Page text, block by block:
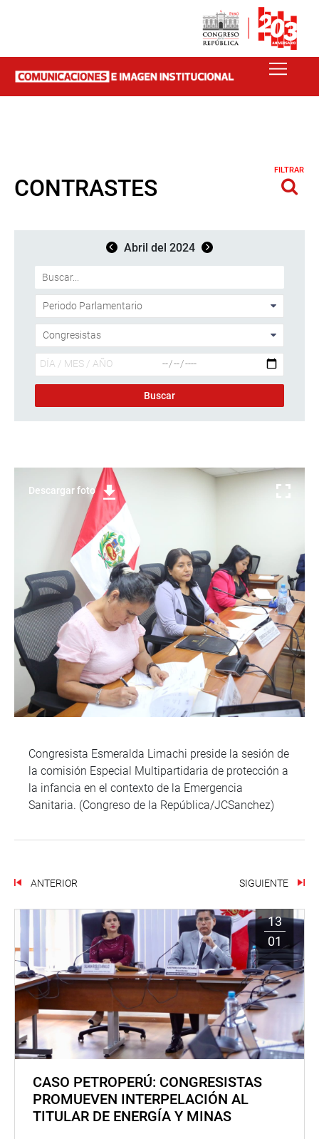
CONTRASTES
FILTRAR
Abril del 2024
Descargar foto
Congresista Esmeralda Limachi preside la sesión de
la comisión Especial Multipartidaria de protección a
la infancia en el contexto de la Emergencia
Sanitaria. (Congreso de la República/JCSanchez)
ANTERIOR SIGUIENTE
13
01
CASO PETROPERÚ: CONGRESISTAS
PROMUEVEN INTERPELACIÓN AL
TITULAR DE ENERGÍA Y MINAS